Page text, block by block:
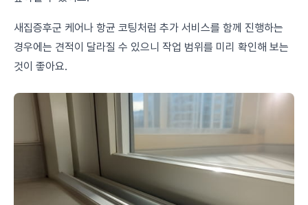
새집증후군 케어나 항균 코팅처럼 추가 서비스를 함께 진행하는
경우에는 견적이 달라질 수 있으니 작업 범위를 미리 확인해 보는
것이 좋아요.